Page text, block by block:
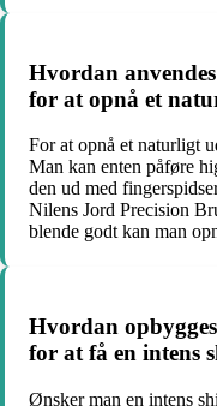
Hvordan
for at opnå et
For at opnå et naturligt
Man kan enten påføre
den ud med
Nilens Jord Precision
blende godt kan man
Hvordan
for at få en intens
Ønsker man en intens